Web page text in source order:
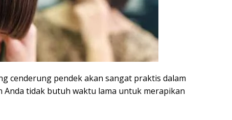
cenderung pendek akan sangat praktis dalam
Anda tidak butuh waktu lama untuk merapikan